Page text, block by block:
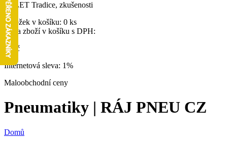
32 LET Tradice, zkušenosti
Položek v košíku: 0 ks
Cena zboží v košíku s DPH:
0 Kč
Internetová sleva: 1%
Maloobchodní ceny
Pneumatiky | RÁJ PNEU CZ
Domů